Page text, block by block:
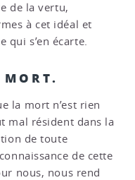
de la vertu,
à cet idéal et
qui s’en écarte.
la mort n’est rien
mal résident dans la
de toute
de cette
nous, nous rend